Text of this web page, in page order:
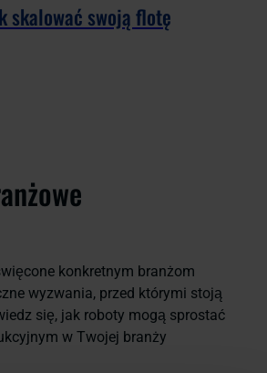
skalować swoją flotę
konkretnym branżom
wyzwania, przed którymi stoją
się, jak roboty mogą sprostać
w Twojej branży